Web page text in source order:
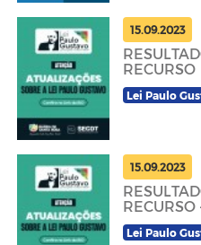
15.09.2023
RECURSO
Lei Paulo
15.09.2023
Lei Paulo